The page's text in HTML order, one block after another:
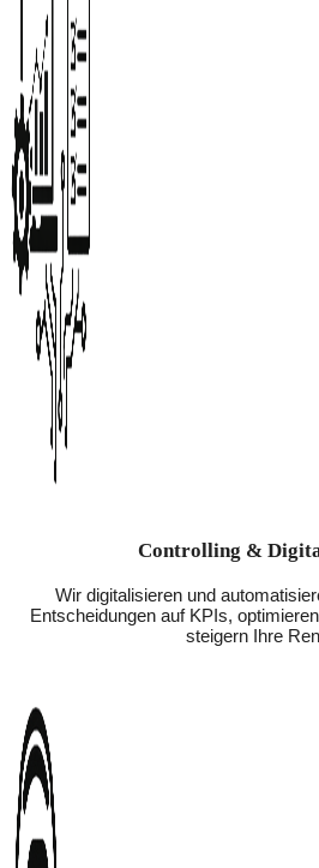
Controlling &
Wir digitalisieren und
Entscheidungen auf KPIs,
steigern Ihre